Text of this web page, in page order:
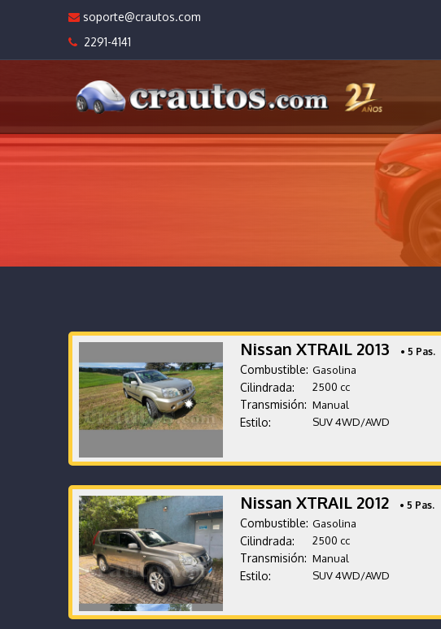
soporte@crautos.com
2291-4141
Nissan XTRAIL 2013 • 5 Pas.
Combustible: Gasolina
Cilindrada: 2500 cc
Transmisión: Manual
Estilo: SUV 4WD/AWD
Nissan XTRAIL 2012 • 5 Pas.
Combustible: Gasolina
Cilindrada: 2500 cc
Transmisión: Manual
Estilo: SUV 4WD/AWD